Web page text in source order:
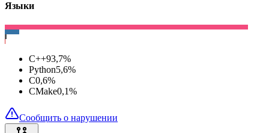
Языки
C++93,7%
Python5,6%
C0,6%
CMake0,1%
Сообщить о нарушении